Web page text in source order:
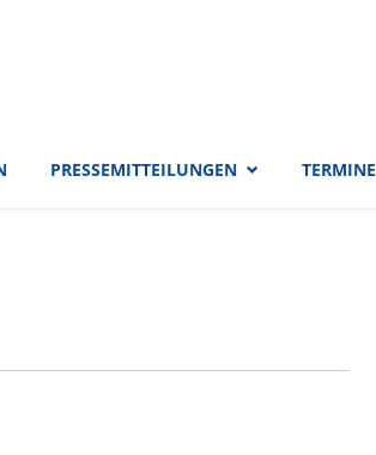
PRESSEMITTEILUNGEN TERMINE